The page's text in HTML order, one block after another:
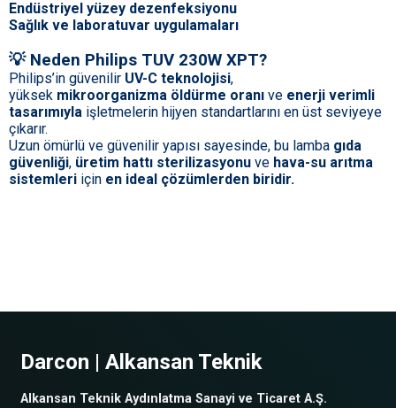
Endüstriyel yüzey dezenfeksiyonu
Sağlık ve laboratuvar uygulamaları
💡 Neden Philips TUV 230W XPT?
Philips’in güvenilir UV-C teknolojisi,
yüksek mikroorganizma öldürme oranı ve enerji verimli
tasarımıyla işletmelerin hijyen standartlarını en üst seviyeye
çıkarır.
Uzun ömürlü ve güvenilir yapısı sayesinde, bu lamba gıda
güvenliği, üretim hattı sterilizasyonu ve hava-su arıtma
sistemleri için en ideal çözümlerden biridir.
Darcon | Alkansan Teknik
Alkansan Teknik Aydınlatma Sanayi ve Ticaret A.Ş.